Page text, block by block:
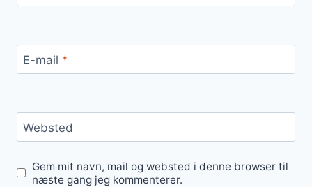
E-mail *
Websted
Gem mit navn, mail og websted i denne browser til
næste gang jeg kommenterer.